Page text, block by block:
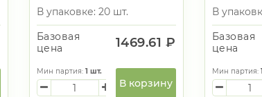
В упаковке: 20 шт.
Базовая
цена
1469.61 ₽
Мин партия: 1 шт.
В корзину
В
Базовая
цена
Мин партия: 1